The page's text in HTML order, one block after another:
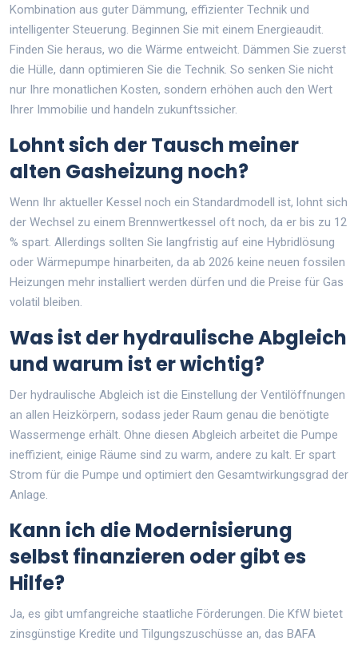
Kombination aus guter Dämmung, effizienter Technik und
intelligenter Steuerung. Beginnen Sie mit einem Energieaudit.
Finden Sie heraus, wo die Wärme entweicht. Dämmen Sie zuerst
die Hülle, dann optimieren Sie die Technik. So senken Sie nicht
nur Ihre monatlichen Kosten, sondern erhöhen auch den Wert
Ihrer Immobilie und handeln zukunftssicher.
Lohnt sich der Tausch meiner
alten Gasheizung noch?
Wenn Ihr aktueller Kessel noch ein Standardmodell ist, lohnt sich
der Wechsel zu einem Brennwertkessel oft noch, da er bis zu 12
% spart. Allerdings sollten Sie langfristig auf eine Hybridlösung
oder Wärmepumpe hinarbeiten, da ab 2026 keine neuen fossilen
Heizungen mehr installiert werden dürfen und die Preise für Gas
volatil bleiben.
Was ist der hydraulische Abgleich
und warum ist er wichtig?
Der hydraulische Abgleich ist die Einstellung der Ventilöffnungen
an allen Heizkörpern, sodass jeder Raum genau die benötigte
Wassermenge erhält. Ohne diesen Abgleich arbeitet die Pumpe
ineffizient, einige Räume sind zu warm, andere zu kalt. Er spart
Strom für die Pumpe und optimiert den Gesamtwirkungsgrad der
Anlage.
Kann ich die Modernisierung
selbst finanzieren oder gibt es
Hilfe?
Ja, es gibt umfangreiche staatliche Förderungen. Die KfW bietet
zinsgünstige Kredite und Tilgungszuschüsse an, das BAFA